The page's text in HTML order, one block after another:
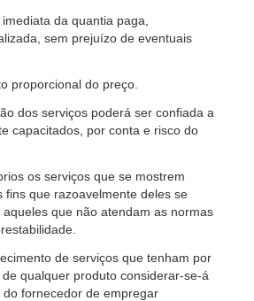
da quantia paga,
sem prejuízo de eventuais
proporcional do preço.
dos serviços poderá ser confiada a
capacitados, por conta e risco do
os serviços que se mostrem
fins que razoavelmente deles se
que não atendam as normas
de serviços que tenham por
qualquer produto considerar-se-á
fornecedor de empregar